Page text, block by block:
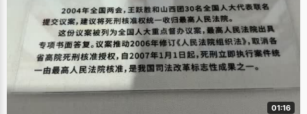
01:16